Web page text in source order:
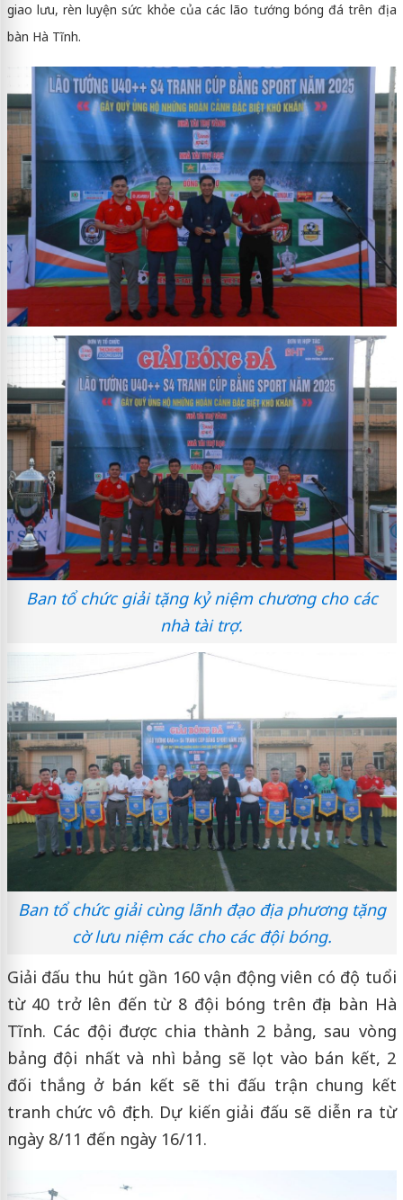
giao lưu, rèn luyện sức khỏe của các lão tướng bóng đá trên địa
bàn Hà Tĩnh.
Ban tổ chức giải tặng kỷ niệm chương cho các
nhà tài trợ.
Ban tổ chức giải cùng lãnh đạo địa phương tặng
cờ lưu niệm các cho các đội bóng.
Giải đấu thu hút gần 160 vận động viên có độ tuổi
từ 40 trở lên đến từ 8 đội bóng trên địa bàn Hà
Tĩnh. Các đội được chia thành 2 bảng, sau vòng
bảng đội nhất và nhì bảng sẽ lọt vào bán kết, 2
đối thắng ở bán kết sẽ thi đấu trận chung kết
tranh chức vô địch. Dự kiến giải đấu sẽ diễn ra từ
ngày 8/11 đến ngày 16/11.